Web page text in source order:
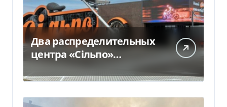
Два распределительных
центра «Сільпо»
пострадали от
российской атаки —
Delo.ua